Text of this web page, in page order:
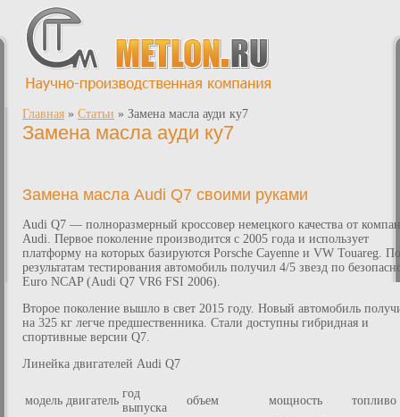
Главная » Статьи » Замена масла ауди ку7
Замена масла ауди ку7
Замена масла Audi Q7 своими руками
Audi Q7 — полноразмерный кроссовер немецкого качества от
Audi. Первое поколение производится с 2005 года и использует
платформу на которых базируются Porsche Cayenne и VW Touareg. По
результатам тестирования автомобиль получил 4/5 звезд по
Euro NCAP (Audi Q7 VR6 FSI 2006).
Второе поколение вышло в свет 2015 году. Новый автомобиль
на 325 кг легче предшественника. Стали доступны гибридная и
спортивные версии Q7.
Линейка двигателей Audi Q7
модель двигатель
год
выпуска
объем мощность топливо